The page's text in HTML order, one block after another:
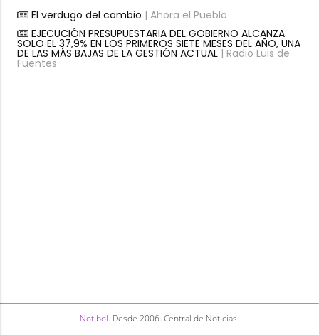
El verdugo del cambio | Ahora el Pueblo
EJECUCIÓN PRESUPUESTARIA DEL GOBIERNO ALCANZA
SOLO EL 37,9% EN LOS PRIMEROS SIETE MESES DEL AÑO, UNA
DE LAS MÁS BAJAS DE LA GESTIÓN ACTUAL| Radio Luis de
Fuentes
Notibol. Desde 2006. Central de Noticias.